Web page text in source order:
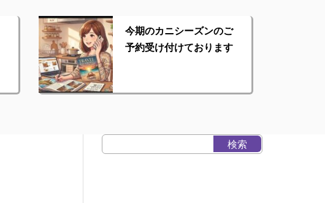
今期のカニシーズンのご
予約受け付けております